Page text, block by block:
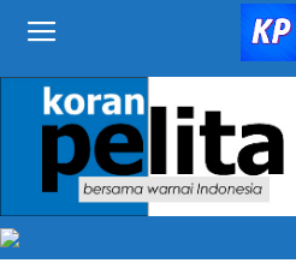
KORAN
PELITA